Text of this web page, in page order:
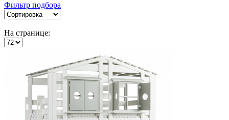
Фильтр подбора
На странице: